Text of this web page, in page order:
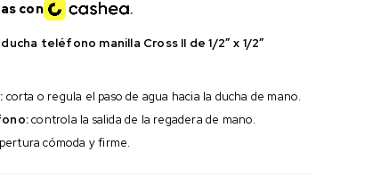
teléfono manilla Cross II de 1/2″ x 1/2″
corta o regula el paso de agua hacia la ducha de mano.
controla la salida de la regadera de mano.
cómoda y firme.
con